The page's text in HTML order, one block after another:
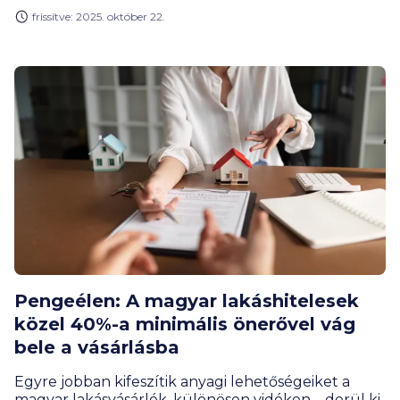
egészítenétek ki lakáshiteleteket?
frissítve: 2025. október 22.
Pengeélen: A magyar lakáshitelesek
közel 40%-a minimális önerővel vág
bele a vásárlásba
Egyre jobban kifeszítik anyagi lehetőségeiket a